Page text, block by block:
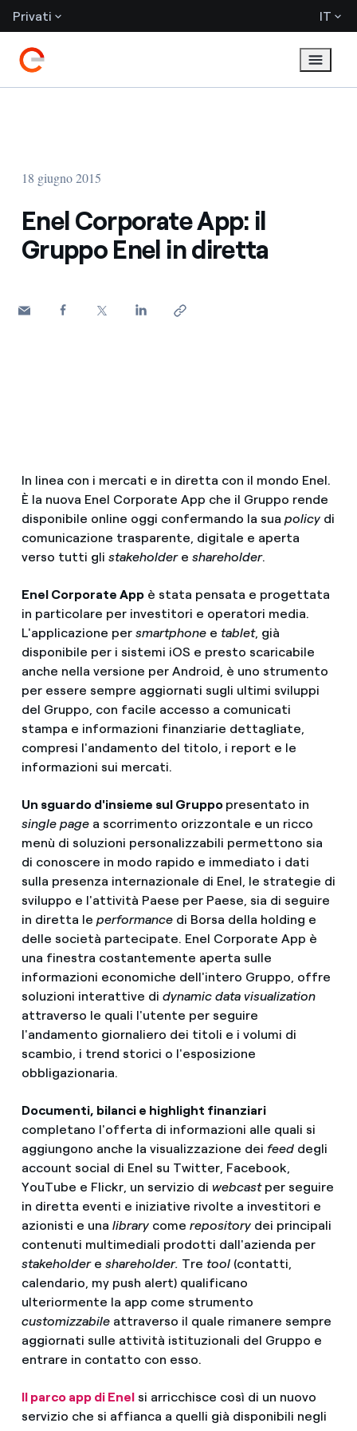
Privati IT
18 giugno 2015
Enel Corporate App: il
Gruppo Enel in diretta
In linea con i mercati e in diretta con il mondo Enel.
È la nuova Enel Corporate App che il Gruppo rende
disponibile online oggi confermando la sua policydi
comunicazione trasparente, digitale e aperta
verso tutti gli stakeholdere shareholder.
Enel Corporate Appè stata pensata e progettata
in particolare per investitori e operatori media.
L'applicazione per smartphone e tablet, già
disponibile per i sistemi iOS e presto scaricabile
anche nella versione per Android, è uno strumento
per essere sempre aggiornati sugli ultimi sviluppi
del Gruppo, con facile accesso a comunicati
stampa e informazioni finanziarie dettagliate,
compresi l'andamento del titolo, i report e le
informazioni sui mercati.
Un sguardo d'insieme sul Gruppo presentato in
single pagea scorrimento orizzontale e un ricco
menù di soluzioni personalizzabili permettono sia
di conoscere in modo rapido e immediato i dati
sulla presenza internazionale di Enel, le strategie di
sviluppo e l'attività Paese per Paese, sia di seguire
in diretta le performancedi Borsa della holding e
delle società partecipate. Enel Corporate App è
una finestra costantemente aperta sulle
informazioni economiche dell'intero Gruppo, offre
soluzioni interattive di dynamic data visualization
attraverso le quali l'utente per seguire
l'andamento giornaliero dei titoli e i volumi di
scambio, i trend storici o l'esposizione
obbligazionaria.
Documenti, bilanci e highlight finanziari
completano l'offerta di informazioni alle quali si
aggiungono anche la visualizzazione dei feeddegli
account social di Enel su Twitter, Facebook,
YouTube e Flickr, un servizio di webcastper seguire
in diretta eventi e iniziative rivolte a investitori e
azionisti e una librarycome repositorydei principali
contenuti multimediali prodotti dall'azienda per
stakeholdere shareholder. Tre tool(contatti,
calendario, my push alert) qualificano
ulteriormente la app come strumento
customizzabileattraverso il quale rimanere sempre
aggiornati sulle attività istituzionali del Gruppo e
entrare in contatto con esso.
Il parco app di Enelsi arricchisce così di un nuovo
servizio che si affianca a quelli già disponibili negli